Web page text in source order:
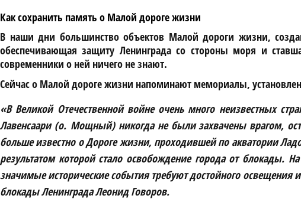
Как сохранить память о Малой дороге жизни
В наши дни большинство объектов Малой дороги жизни,
обеспечивающая защиту Ленинграда со стороны моря и
современники о ней ничего не знают.
Сейчас о Малой дороге жизни напоминают мемориалы,
«В Великой Отечественной войне очень много неизвестных
Лавенсаари (о. Мощный) никогда не были захвачены врагом,
больше известно о Дороге жизни, проходившей по акватории
результатом которой стало освобождение города от блокады.
значимые исторические события требуют достойного освещения
блокады Ленинграда Леонид Говоров.